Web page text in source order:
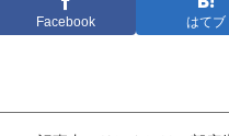
Facebook はてブ